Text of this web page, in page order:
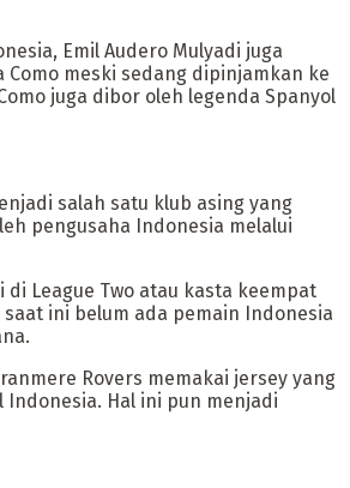
Emil Audero Mulyadi juga
Como meski sedang dipinjamkan ke
juga dibor oleh legenda Spanyol
salah satu klub asing yang
pengusaha Indonesia melalui
League Two atau kasta keempat
saat ini belum ada pemain Indonesia
Rovers memakai jersey yang
Indonesia. Hal ini pun menjadi